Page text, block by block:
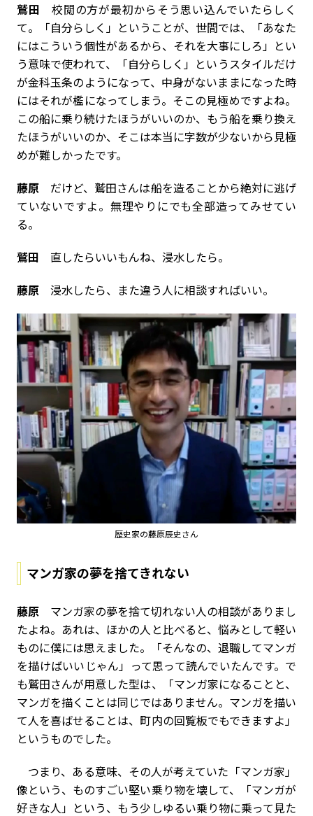
鷲田 校閲の方が最初からそう思い込んでいたらしく
て。「自分らしく」ということが、世間では、「あなた
にはこういう個性があるから、それを大事にしろ」とい
う意味で使われて、「自分らしく」というスタイルだけ
が金科玉条のようになって、中身がないままになった時
にはそれが檻になってしまう。そこの見極めですよね。
この船に乗り続けたほうがいいのか、もう船を乗り換え
たほうがいいのか、そこは本当に字数が少ないから見極
めが難しかったです。
藤原 だけど、鷲田さんは船を造ることから絶対に逃げ
ていないですよ。無理やりにでも全部造ってみせてい
る。
鷲田 直したらいいもんね、浸水したら。
藤原 浸水したら、また違う人に相談すればいい。
歴史家の藤原辰史さん
マンガ家の夢を捨てきれない
藤原 マンガ家の夢を捨て切れない人の相談がありまし
たよね。あれは、ほかの人と比べると、悩みとして軽い
ものに僕には思えました。「そんなの、退職してマンガ
を描けばいいじゃん」って思って読んでいたんです。で
も鷲田さんが用意した型は、「マンガ家になることと、
マンガを描くことは同じではありません。マンガを描い
て人を喜ばせることは、町内の回覧板でもできますよ」
というものでした。
つまり、ある意味、その人が考えていた「マンガ家」
像という、ものすごい堅い乗り物を壊して、「マンガが
好きな人」という、もう少しゆるい乗り物に乗って見た